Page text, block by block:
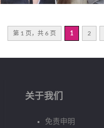
第 1 页，共 6 页 1 2
关于我们
免责申明